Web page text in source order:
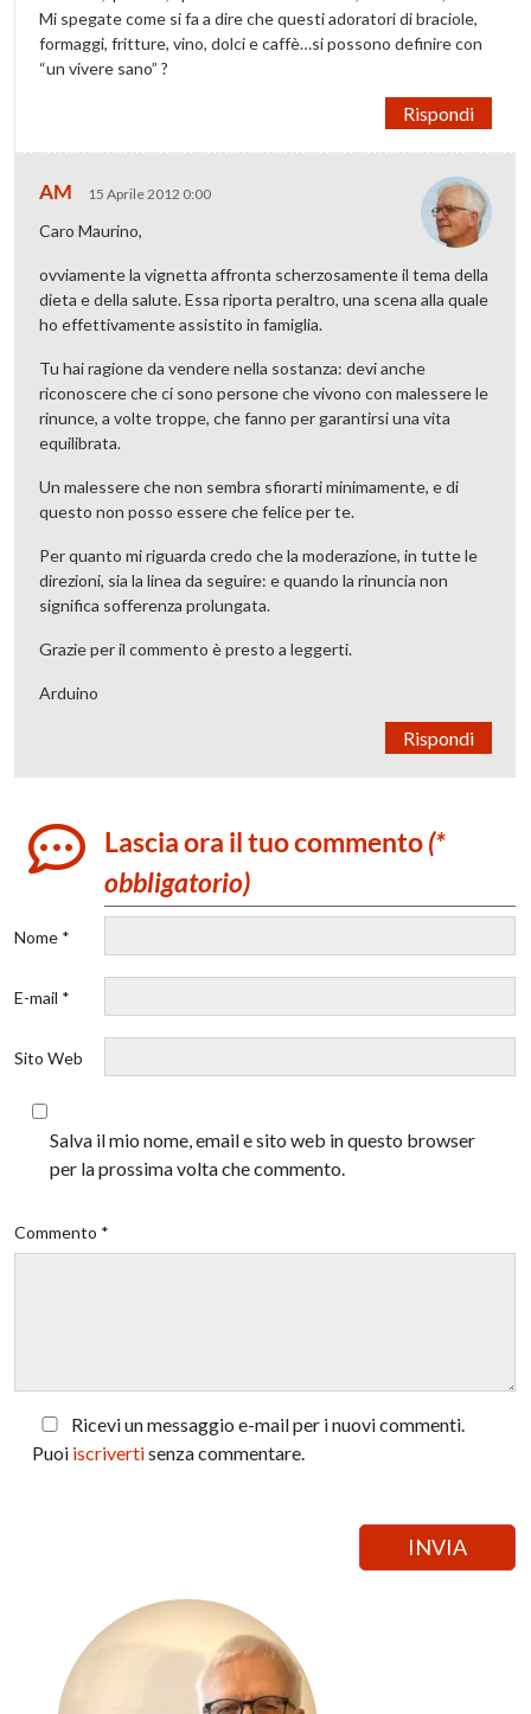
Mi spegate come si fa a dire che questi adoratori di braciole,
formaggi, fritture, vino, dolci e caffè…si possono definire con
“un vivere sano” ?
Rispondi
AM 15 Aprile 2012 0:00
Caro Maurino,
ovviamente la vignetta affronta scherzosamente il tema della
dieta e della salute. Essa riporta peraltro, una scena alla quale
ho effettivamente assistito in famiglia.
Tu hai ragione da vendere nella sostanza: devi anche
riconoscere che ci sono persone che vivono con malessere le
rinunce, a volte troppe, che fanno per garantirsi una vita
equilibrata.
Un malessere che non sembra sfiorarti minimamente, e di
questo non posso essere che felice per te.
Per quanto mi riguarda credo che la moderazione, in tutte le
direzioni, sia la linea da seguire: e quando la rinuncia non
significa sofferenza prolungata.
Grazie per il commento è presto a leggerti.
Arduino
Rispondi
Lascia ora il tuo commento(*
obbligatorio)
Nome *
E-mail *
Sito Web
Salva il mio nome, email e sito web in questo browser
per la prossima volta che commento.
Commento *
Ricevi un messaggio e-mail per i nuovi commenti.
Puoi iscrivertisenza commentare.